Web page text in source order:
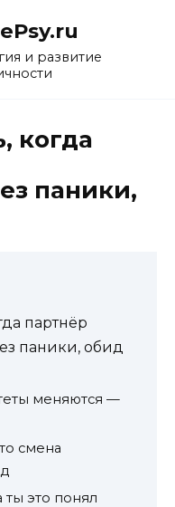
и развитие
когда
паники,
партнёр
паники, обид
меняются —
смена
ты это понял